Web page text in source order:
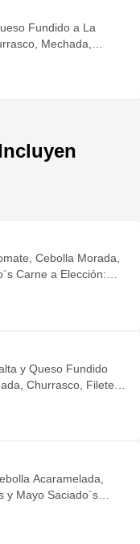
Fundido a La
Mechada,
por Champiñones
Cebolla Morada,
Carne a Elección:
la Carne por
y Queso Fundido
Churrasco, Filetes
Acaramelada,
y Mayo Saciado´s
Opción Veggie: